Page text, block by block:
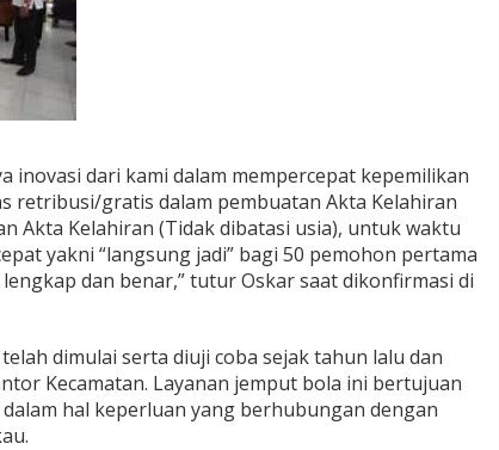
inovasi dari kami dalam mempercepat kepemilikan
retribusi/gratis dalam pembuatan Akta Kelahiran
Akta Kelahiran (Tidak dibatasi usia), untuk waktu
yakni “langsung jadi” bagi 50 pemohon pertama
dan benar,” tutur Oskar saat dikonfirmasi di
dimulai serta diuji coba sejak tahun lalu dan
Kecamatan. Layanan jemput bola ini bertujuan
hal keperluan yang berhubungan dengan